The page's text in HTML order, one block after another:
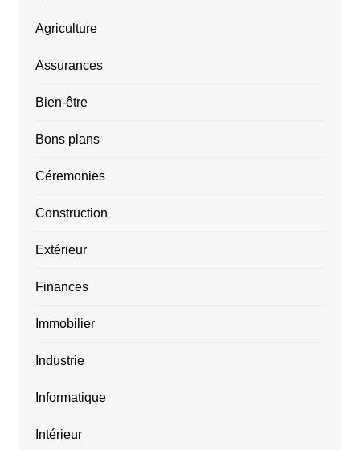
Agriculture
Assurances
Bien-être
Bons plans
Céremonies
Construction
Extérieur
Finances
Immobilier
Industrie
Informatique
Intérieur